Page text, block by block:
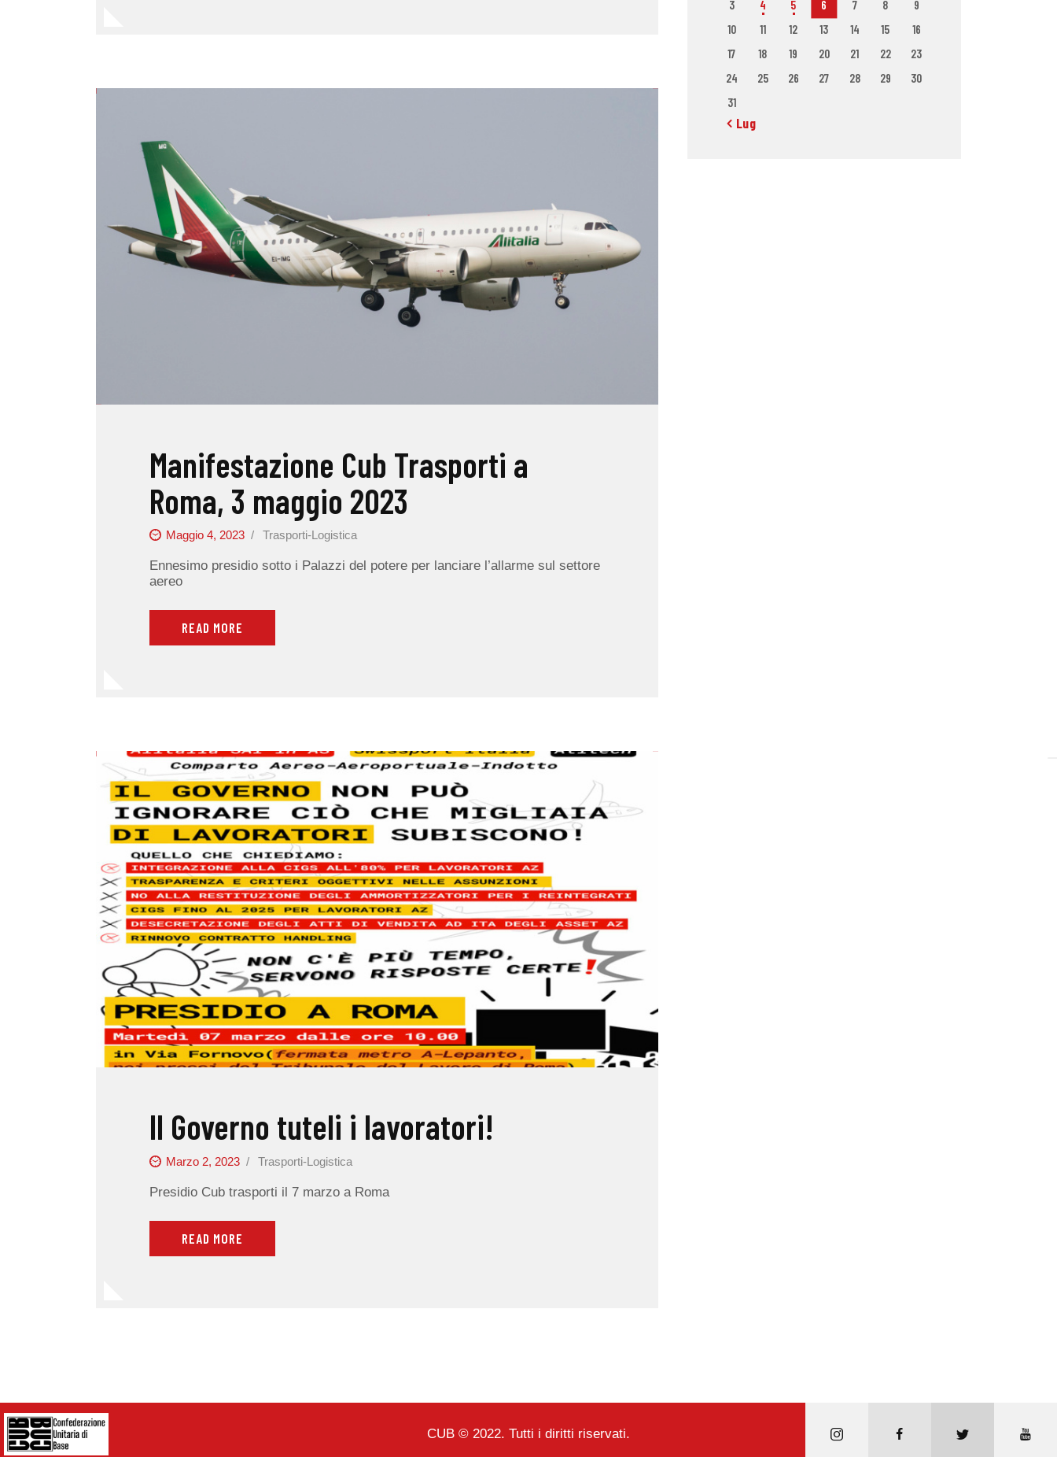
Manifestazione Cub Trasporti a
Roma, 3 maggio 2023
Maggio 4, 2023 Trasporti-Logistica
Ennesimo presidio sotto i Palazzi del potere per lanciare l’allarme sul settore
aereo
READ MORE
Il Governo tuteli i lavoratori!
Marzo 2, 2023 Trasporti-Logistica
Presidio Cub trasporti il 7 marzo a Roma
READ MORE
3
4 5 6 7 8
9
10
11 12 13 14 15
16
17
18 19 20 21 22
23
24
25 26 27 28 29
30
31
« Lug
CUB © 2022. Tutti i diritti riservati.